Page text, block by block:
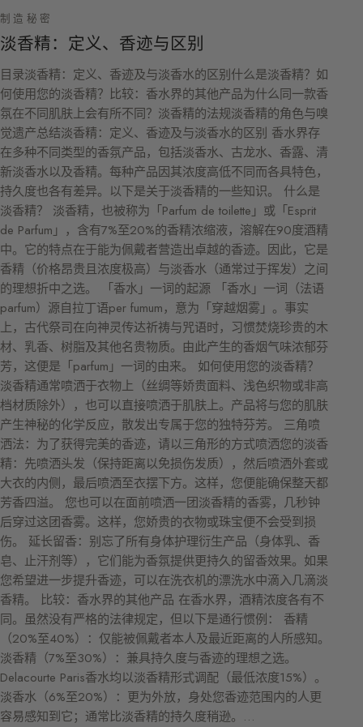
制造秘密
淡香精：定义、香迹与区别
目录淡香精：定义、香迹及与淡香水的区别什么是淡香精？如
何使用您的淡香精？比较：香水界的其他产品为什么同一款香
氛在不同肌肤上会有所不同？淡香精的法规淡香精的角色与嗅
觉遗产总结淡香精：定义、香迹及与淡香水的区别 香水界存
在多种不同类型的香氛产品，包括淡香水、古龙水、香露、清
新淡香水以及香精。每种产品因其浓度高低不同而各具特色，
持久度也各有差异。以下是关于淡香精的一些知识。 什么是
淡香精？ 淡香精，也被称为「Parfum de toilette」或「Esprit
de Parfum」，含有7%至20%的香精浓缩液，溶解在90度酒精
中。它的特点在于能为佩戴者营造出卓越的香迹。因此，它是
香精（价格昂贵且浓度极高）与淡香水（通常过于挥发）之间
的理想折中之选。 「香水」一词的起源 「香水」一词（法语
parfum）源自拉丁语per fumum，意为「穿越烟雾」。事实
上，古代祭司在向神灵传达祈祷与咒语时，习惯焚烧珍贵的木
材、乳香、树脂及其他名贵物质。由此产生的香烟气味浓郁芬
芳，这便是「parfum」一词的由来。 如何使用您的淡香精？
淡香精通常喷洒于衣物上（丝绸等娇贵面料、浅色织物或非高
档材质除外），也可以直接喷洒于肌肤上。产品将与您的肌肤
产生神秘的化学反应，散发出专属于您的独特芬芳。 三角喷
洒法：为了获得完美的香迹，请以三角形的方式喷洒您的淡香
精：先喷洒头发（保持距离以免损伤发质），然后喷洒外套或
大衣的内侧，最后喷洒至衣摆下方。这样，您便能确保整天都
芳香四溢。 您也可以在面前喷洒一团淡香精的香雾，几秒钟
后穿过这团香雾。这样，您娇贵的衣物或珠宝便不会受到损
伤。 延长留香：别忘了所有身体护理衍生产品（身体乳、香
皂、止汗剂等），它们能为香氛提供更持久的留香效果。如果
您希望进一步提升香迹，可以在洗衣机的漂洗水中滴入几滴淡
香精。 比较：香水界的其他产品 在香水界，酒精浓度各有不
同。虽然没有严格的法律规定，但以下是通行惯例： 香精
（20%至40%）：仅能被佩戴者本人及最近距离的人所感知。
淡香精（7%至30%）：兼具持久度与香迹的理想之选。
Delacourte Paris香水均以淡香精形式调配（最低浓度15%）。
淡香水（6%至20%）：更为外放，身处您香迹范围内的人更
容易感知到它；通常比淡香精的持久度稍逊。…